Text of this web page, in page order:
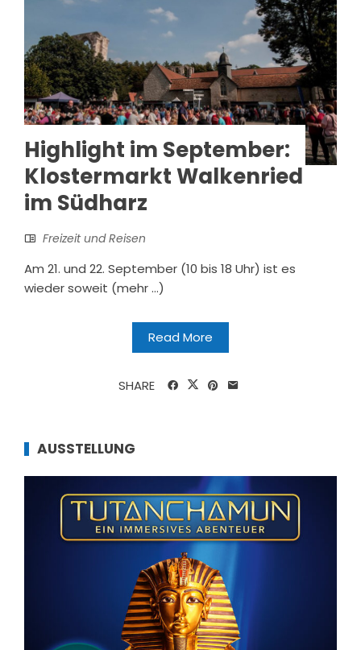
Highlight im September:
Klostermarkt Walkenried
im Südharz
Freizeit und Reisen
Am 21. und 22. September (10 bis 18 Uhr) ist es
wieder soweit (mehr …)
Read More
SHARE
AUSSTELLUNG